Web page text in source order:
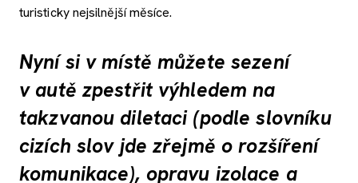
turisticky nejsilnější měsíce.
Nyní si v místě můžete sezení
v autě zpestřit výhledem na
takzvanou diletaci (podle slovníku
cizích slov jde zřejmě o rozšíření
komunikace), opravu izolace a